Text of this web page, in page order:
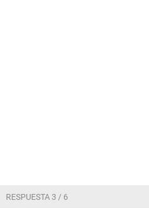
RESPUESTA 3 / 6